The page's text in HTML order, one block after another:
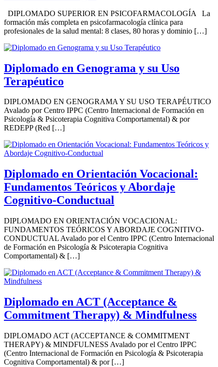
DIPLOMADO SUPERIOR EN PSICOFARMACOLOGÍA La
formación más completa en psicofarmacología clínica para
profesionales de la salud mental: 8 clases, 80 horas y dominio […]
Diplomado en Genograma y su Uso
Terapéutico
DIPLOMADO EN GENOGRAMA Y SU USO TERAPÉUTICO
Avalado por Centro IPPC (Centro Internacional de Formación en
Psicología & Psicoterapia Cognitiva Comportamental) & por
REDEPP (Red […]
Diplomado en Orientación Vocacional:
Fundamentos Teóricos y Abordaje
Cognitivo-Conductual
DIPLOMADO EN ORIENTACIÓN VOCACIONAL:
FUNDAMENTOS TEÓRICOS Y ABORDAJE COGNITIVO-
CONDUCTUAL Avalado por el Centro IPPC (Centro Internacional
de Formación en Psicología & Psicoterapia Cognitiva
Comportamental) & […]
Diplomado en ACT (Acceptance &
Commitment Therapy) & Mindfulness
DIPLOMADO ACT (ACCEPTANCE & COMMITMENT
THERAPY) & MINDFULNESS Avalado por el Centro IPPC
(Centro Internacional de Formación en Psicología & Psicoterapia
Cognitiva Comportamental) & por […]